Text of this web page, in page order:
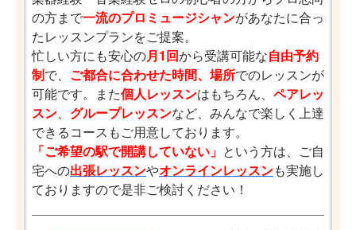
の方まで一流のプロミュージシャンがあなたに合っ
たレッスンプランをご提案。
忙しい方にも安心の月1回から受講可能な自由予約
制で、 ご都合に合わせた時間、場所でのレッスンが
可能です。また個人レッスンはもちろん、 ペアレッ
スン、 グループレッスンなど、みんなで楽しく上達
できるコースもご用意しております。
「ご希望の駅で開講していない」 という方は、ご自
宅への出張レッスンやオンラインレッスンも実施し
ておりますので是非ご検討ください！